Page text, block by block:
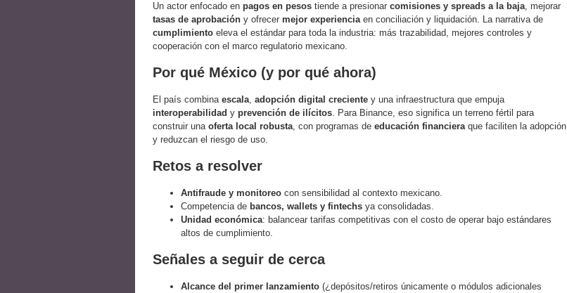
Un actor enfocado en pagos en pesos tiende a presionar comisiones y spreads a la baja, mejorar
tasas de aprobación y ofrecer mejor experienciaen conciliación y liquidación. La narrativa de
cumplimiento eleva el estándar para toda la industria: más trazabilidad, mejores controles y
cooperación con el marco regulatorio mexicano.
Por qué México (y por qué ahora)
El país combina escala, adopción digital creciente y una infraestructura que empuja
interoperabilidad y prevención de ilícitos. Para Binance, eso significa un terreno fértil para
construir una oferta local robusta, con programas de educación financieraque faciliten la adopción
y reduzcan el riesgo de uso.
Retos a resolver
Antifraude y monitoreo con sensibilidad al contexto mexicano.
Competencia de bancos, wallets y fintechs ya consolidadas.
Unidad económica: balancear tarifas competitivas con el costo de operar bajo estándares
altos de cumplimiento.
Señales a seguir de cerca
Alcance del primer lanzamiento (¿depósitos/retiros únicamente o módulos adicionales